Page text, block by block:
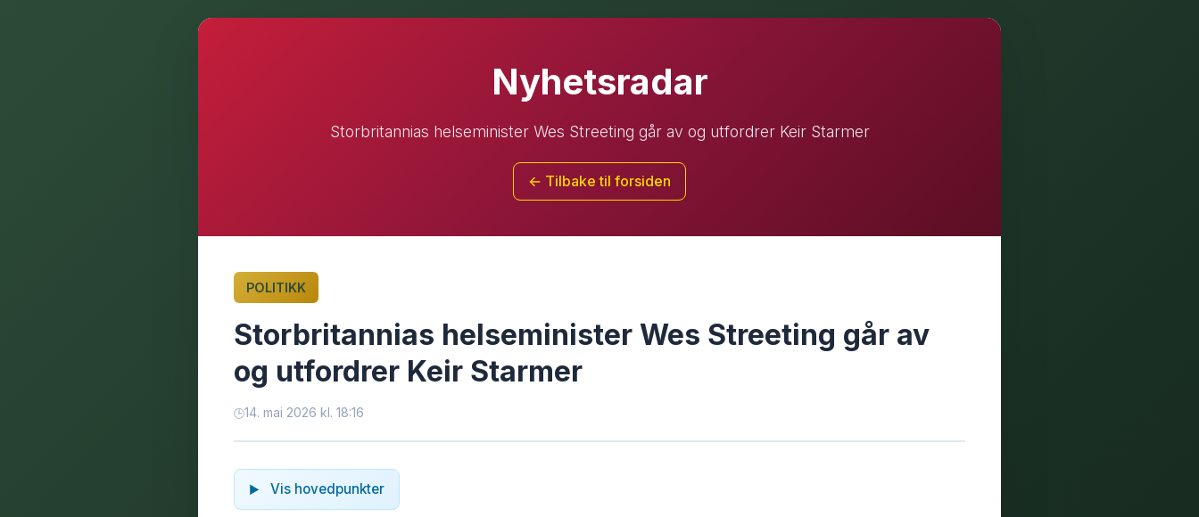
Nyhetsradar
Storbritannias helseminister Wes Streeting går av og utfordrer Keir Starmer
← Tilbake til forsiden
POLITIKK
Storbritannias helseminister Wes Streeting går av
og utfordrer Keir Starmer
14. mai 2026 kl. 18:16
Vis hovedpunkter